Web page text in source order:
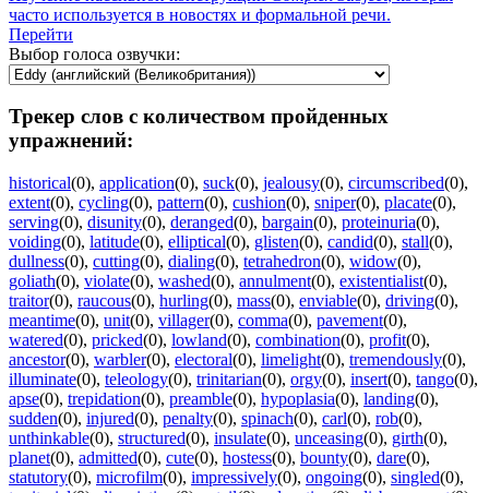
часто используется в новостях и формальной речи.
Перейти
Выбор голоса озвучки:
Трекер слов с количеством пройденных
упражнений:
historical(0), application(0), suck(0), jealousy(0), circumscribed(0),
extent(0), cycling(0), pattern(0), cushion(0), sniper(0), placate(0),
serving(0), disunity(0), deranged(0), bargain(0), proteinuria(0),
voiding(0), latitude(0), elliptical(0), glisten(0), candid(0), stall(0),
dullness(0), cutting(0), dialing(0), tetrahedron(0), widow(0),
goliath(0), violate(0), washed(0), annulment(0), existentialist(0),
traitor(0), raucous(0), hurling(0), mass(0), enviable(0), driving(0),
meantime(0), unit(0), villager(0), comma(0), pavement(0),
watered(0), pricked(0), lowland(0), combination(0), profit(0),
ancestor(0), warbler(0), electoral(0), limelight(0), tremendously(0),
illuminate(0), teleology(0), trinitarian(0), orgy(0), insert(0), tango(0),
apse(0), trepidation(0), preamble(0), hypoplasia(0), landing(0),
sudden(0), injured(0), penalty(0), spinach(0), carl(0), rob(0),
unthinkable(0), structured(0), insulate(0), unceasing(0), girth(0),
planet(0), admitted(0), cute(0), hostess(0), bounty(0), dare(0),
statutory(0), microfilm(0), impressively(0), ongoing(0), singled(0),